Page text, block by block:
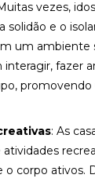
vezes,
solidão e o
um ambiente
fazer
promovendo
: As
corpo ativos.